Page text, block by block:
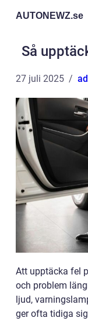
AUTONEWZ.se
Så
27 juli 2025
Att upptäcka fel
och problem
ljud,
ger ofta tidiga